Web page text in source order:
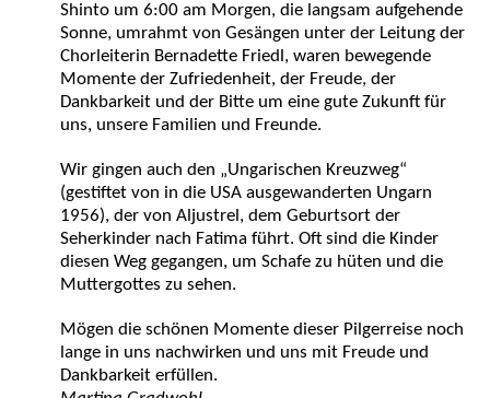
Shinto um 6:00 am Morgen, die langsam aufgehende
Sonne, umrahmt von Gesängen unter der Leitung der
Chorleiterin Bernadette Friedl, waren bewegende
Momente der Zufriedenheit, der Freude, der
Dankbarkeit und der Bitte um eine gute Zukunft für
uns, unsere Familien und Freunde.
Wir gingen auch den „Ungarischen Kreuzweg“
(gestiftet von in die USA ausgewanderten Ungarn
1956), der von Aljustrel, dem Geburtsort der
Seherkinder nach Fatima führt. Oft sind die Kinder
diesen Weg gegangen, um Schafe zu hüten und die
Muttergottes zu sehen.
Mögen die schönen Momente dieser Pilgerreise noch
lange in uns nachwirken und uns mit Freude und
Dankbarkeit erfüllen.